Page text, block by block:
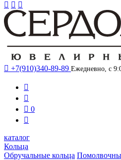
  
 +7(910)340-89-89 Ежедневно, с


 0

каталог
Кольца
Обручальные кольца